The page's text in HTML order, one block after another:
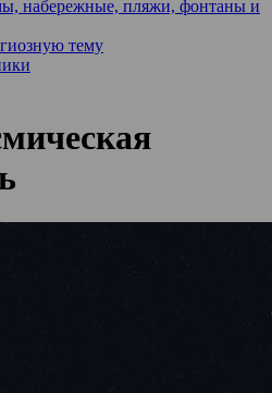
набережные, пляжи, фонтаны и
тему